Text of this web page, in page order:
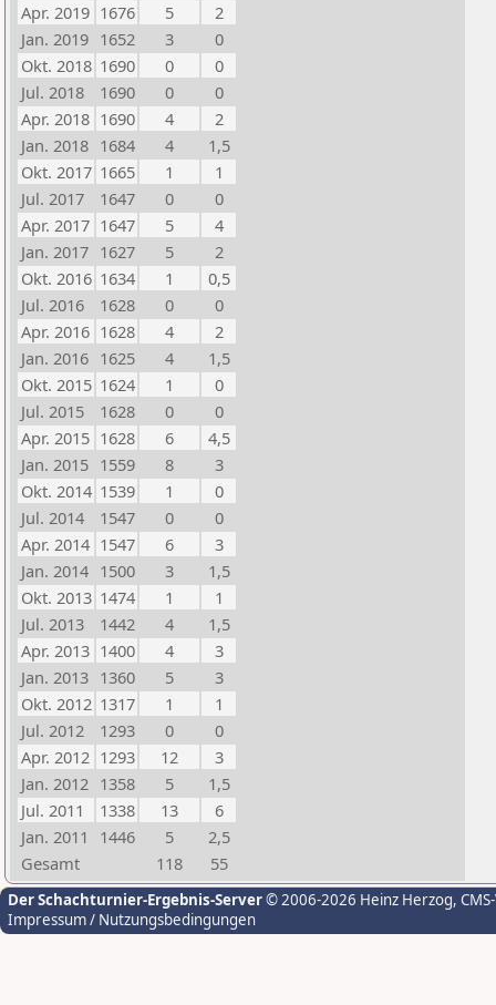
Apr. 2019 1676 5
2
Jan. 2019 1652 3
0
Okt. 2018 1690 0
0
Jul. 2018
1690 0
0
Apr. 2018 1690 4
2
Jan. 2018 1684 4
1,5
Okt. 2017 1665 1
1
Jul. 2017
1647 0
0
Apr. 2017 1647 5
4
Jan. 2017 1627 5
2
Okt. 2016 1634 1
0,5
Jul. 2016
1628 0
0
Apr. 2016 1628 4
2
Jan. 2016 1625 4
1,5
Okt. 2015 1624 1
0
Jul. 2015
1628 0
0
Apr. 2015 1628 6
4,5
Jan. 2015 1559 8
3
Okt. 2014 1539 1
0
Jul. 2014
1547 0
0
Apr. 2014 1547 6
3
Jan. 2014 1500 3
1,5
Okt. 2013 1474 1
1
Jul. 2013
1442 4
1,5
Apr. 2013 1400 4
3
Jan. 2013 1360 5
3
Okt. 2012 1317 1
1
Jul. 2012
1293 0
0
Apr. 2012 1293 12
3
Jan. 2012 1358 5
1,5
Jul. 2011
1338 13
6
Jan. 2011
1446 5
2,5
Gesamt
118 55
Der Schachturnier-Ergebnis-Server© 2006-2026 Heinz Herzog,
Impressum / Nutzungsbedingungen